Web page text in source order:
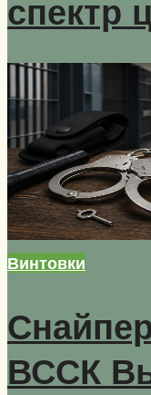
спектр
Винтовки
ВССК